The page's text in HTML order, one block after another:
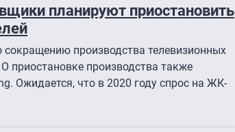
планируют приостановить
сокращению производства телевизионных
приостановке производства также
Ожидается, что в 2020 году спрос на ЖК-